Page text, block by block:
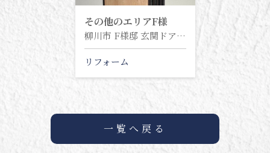
その他のエリアF様
柳川市 F様邸 玄関ドア交換工事
リフォーム
一覧へ戻る